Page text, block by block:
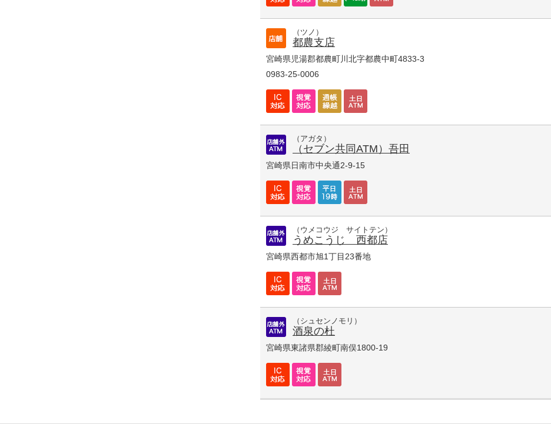
（ツノ）
都農支店
宮崎県児湯郡都農町川北字都農中町4833-3
0983-25-0006
（アガタ）
（セブン共同ATM）吾田
宮崎県日南市中央通2-9-15
（ウメコウジ サイトテン）
うめこうじ 西都店
宮崎県西都市旭1丁目23番地
（シュセンノモリ）
酒泉の杜
宮崎県東諸県郡綾町南俣1800-19